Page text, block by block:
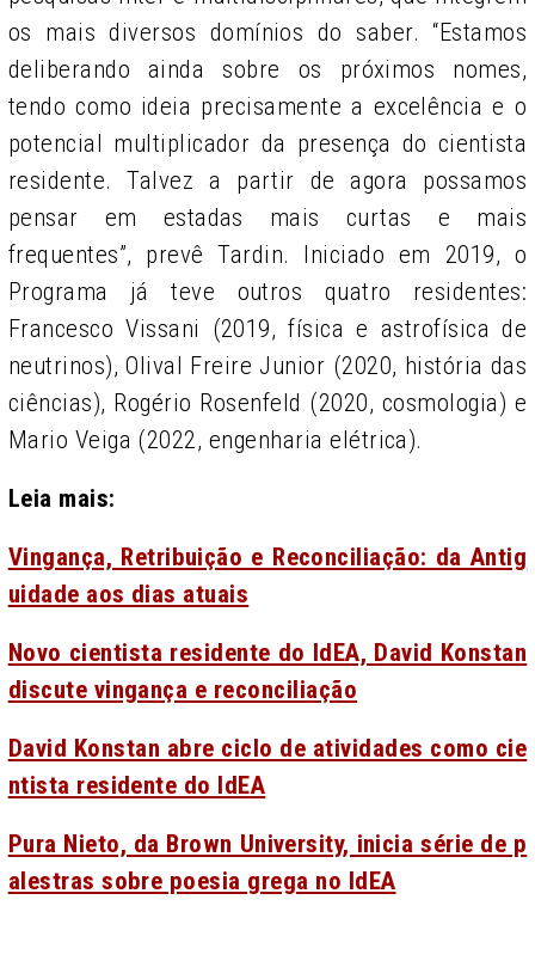
os mais diversos domínios do saber. “Estamos
deliberando ainda sobre os próximos nomes,
tendo como ideia precisamente a excelência e o
potencial multiplicador da presença do cientista
residente. Talvez a partir de agora possamos
pensar em estadas mais curtas e mais
frequentes”, prevê Tardin. Iniciado em 2019, o
Programa já teve outros quatro residentes:
Francesco Vissani (2019, física e astrofísica de
neutrinos), Olival Freire Junior (2020, história das
ciências), Rogério Rosenfeld (2020, cosmologia) e
Mario Veiga (2022, engenharia elétrica).
Leia mais:
Vingança, Retribuição e Reconciliação: da Antig
uidade aos dias atuais
Novo cientista residente do IdEA, David Konstan
discute vingança e reconciliação
David Konstan abre ciclo de atividades como cie
ntista residente do IdEA
Pura Nieto, da Brown University, inicia série de p
alestras sobre poesia grega no IdEA